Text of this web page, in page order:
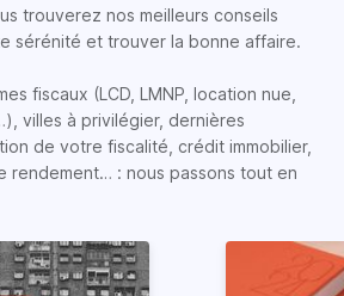
trouverez nos meilleurs conseils
sérénité et trouver la bonne affaire.
fiscaux (LCD, LMNP, location nue,
villes à privilégier, dernières
de votre fiscalité, crédit immobilier,
rendement… : nous passons tout en